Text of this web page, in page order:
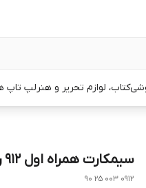
کتاب، لوازم تحریر و هنرلپ تاپ
سیمکارت همراه اول 912 رند کد 00
0912 003 25 90